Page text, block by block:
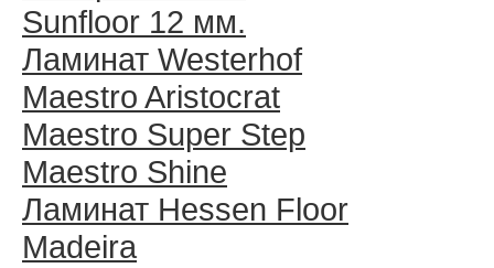
Sunfloor 12 мм.
Ламинат Westerhof
Maestro Aristocrat
Maestro Super Step
Maestro Shine
Ламинат Hessen Floor
Madeira